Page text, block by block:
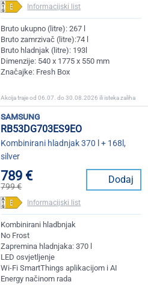
Informacijski list
Bruto ukupno (litre): 267 l
Bruto zamrzivač (litre):74 l
Bruto hladnjak (litre): 193l
Dimenzije: 540 x 1775 x 550 mm
Značajke: Fresh Box
Akcija traje od 06.07. do 30.08.2026 ili isteka zaliha
samsung
RB53DG703ES9EO
Kombinirani hladnjak 370 l + 168l,
silver
789 €
799 €
Dodaj
Informacijski list
Kombinirani hladbnjak
No Frost
Zapremina hladnjaka: 370 l
LED osvjetljenje
Wi-Fi SmartThings aplikacijom i AI
Energy načinom rada